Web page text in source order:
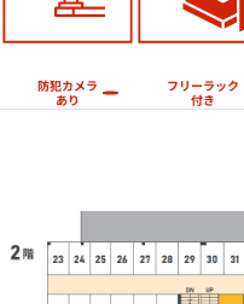
防犯カメラ
あり
フリーラック
付き